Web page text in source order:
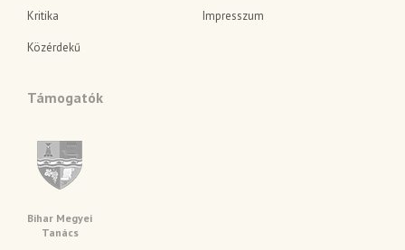
Kritika
Közérdekű
Impresszum
Támogatók
Bihar Megyei
Tanács